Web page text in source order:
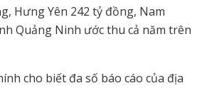
Hưng Yên 242 tỷ đồng, Nam
Quảng Ninh ước thu cả năm trên
cho biết đa số báo cáo của địa